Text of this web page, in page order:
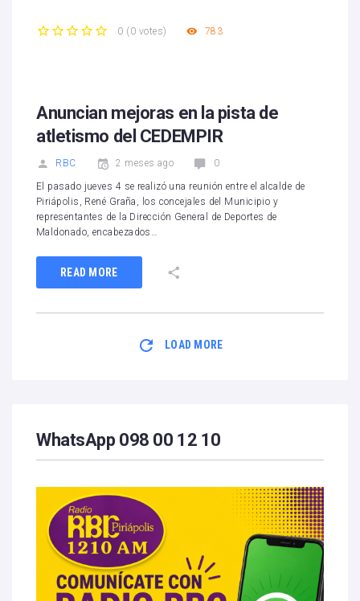
0 ( 0 votes) 783
Anuncian mejoras en la pista de
atletismo del CEDEMPIR
RBC 2 meses ago 0
El pasado jueves 4 se realizó una reunión entre el alcalde de
Piriápolis, René Graña, los concejales del Municipio y
representantes de la Dirección General de Deportes de
Maldonado, encabezados…
READ MORE
LOAD MORE
WhatsApp 098 00 12 10